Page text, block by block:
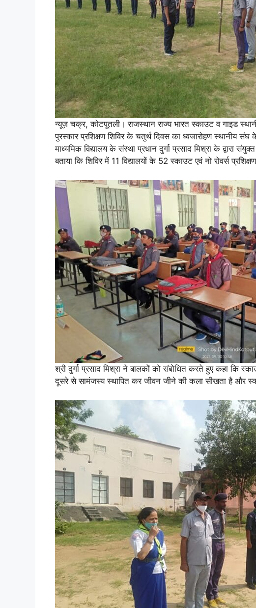
न्यूज़ चक्र, कोटपूतली। राजस्थान राज्य भारत स्काउट व गाइड
पुरस्कार प्रशिक्षण शिविर के चतुर्थ दिवस का ध्वजारोहण स्थानीय
माध्यमिक विद्यालय के संस्था प्रधान दुर्गा प्रसाद मिश्रा के द्वारा
बताया कि शिविर में 11 विद्यालयों के 52 स्काउट एवं नो रोवर्स
श्री दुर्गा प्रसाद मिश्रा ने बालकों को संबोधित करते हुए कहा कि
दूसरे से सामंजस्य स्थापित कर जीवन जीने की कला सीखता है और